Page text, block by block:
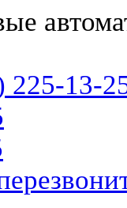
225-13-